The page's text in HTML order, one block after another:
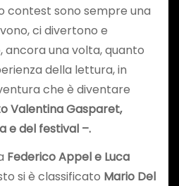
contest sono sempre una
ci divertono e
una volta, quanto
della lettura, in
che è diventare
Valentina Gasparet,
e del festival –.
Federico Appel e Luca
si è classificato Mario Del